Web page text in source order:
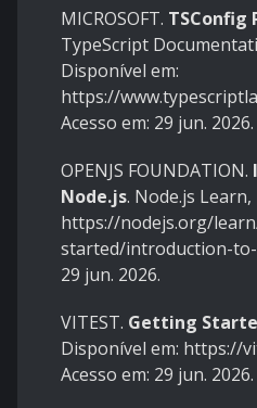
MICROSOFT. TSConfig
TypeScript
Disponível em:
https://
Acesso em: 29 jun. 2026.
OPENJS FOUNDATION.
Node.js. Node.js
https://nodejs.org/
started/introduction-
29 jun. 2026.
VITEST. Getting
Disponível em: https://
Acesso em: 29 jun. 2026.